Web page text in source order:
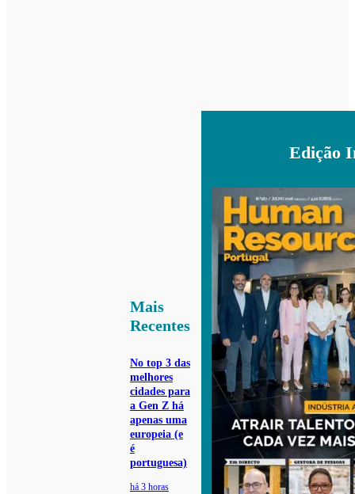
Mais
Recentes
No top 3 das
melhores
cidades para
a Gen Z há
apenas uma
europeia (e
é
portuguesa)
há 3 horas
Edição